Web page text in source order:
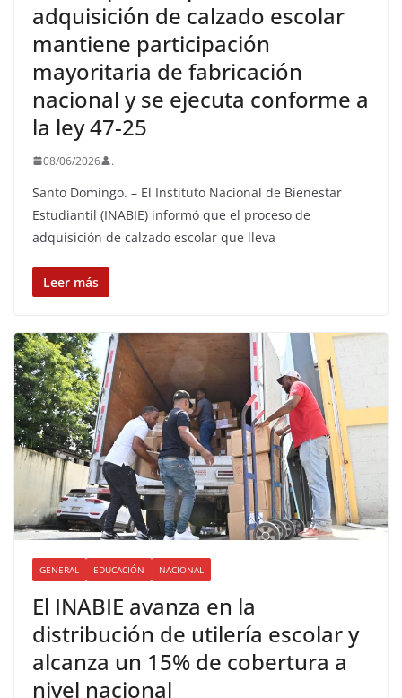
adquisición de calzado escolar
mantiene participación
mayoritaria de fabricación
nacional y se ejecuta conforme a
la ley 47-25
08/06/2026 .
Santo Domingo. – El Instituto Nacional de Bienestar
Estudiantil (INABIE) informó que el proceso de
adquisición de calzado escolar que lleva
Leer más
GENERAL EDUCACIÓN NACIONAL
El INABIE avanza en la
distribución de utilería escolar y
alcanza un 15% de cobertura a
nivel nacional